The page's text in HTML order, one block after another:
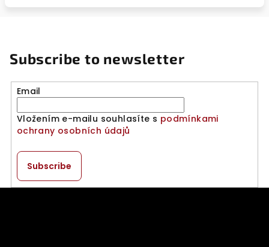
Subscribe to newsletter
Email
Vložením e-mailu souhlasíte s podmínkami
ochrany osobních údajů
Subscribe